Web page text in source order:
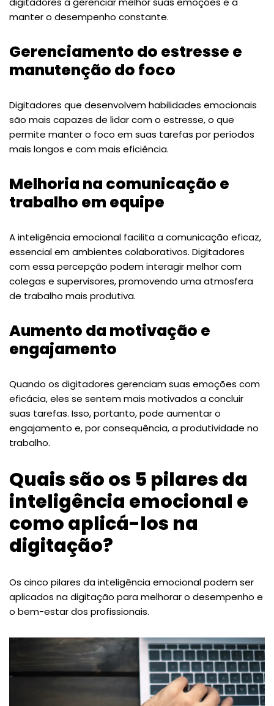
manter o desempenho constante.
Gerenciamento do estresse e
manutenção do foco
Digitadores que desenvolvem habilidades emocionais
são mais capazes de lidar com o estresse, o que
permite manter o foco em suas tarefas por períodos
mais longos e com mais eficiência.
Melhoria na comunicação e
trabalho em equipe
A inteligência emocional facilita a comunicação eficaz,
essencial em ambientes colaborativos. Digitadores
com essa percepção podem interagir melhor com
colegas e supervisores, promovendo uma atmosfera
de trabalho mais produtiva.
Aumento da motivação e
engajamento
Quando os digitadores gerenciam suas emoções com
eficácia, eles se sentem mais motivados a concluir
suas tarefas. Isso, portanto, pode aumentar o
engajamento e, por consequência, a produtividade no
trabalho.
Quais são os 5 pilares da
inteligência emocional e
como aplicá-los na
digitação?
Os cinco pilares da inteligência emocional podem ser
aplicados na digitação para melhorar o desempenho e
o bem-estar dos profissionais.